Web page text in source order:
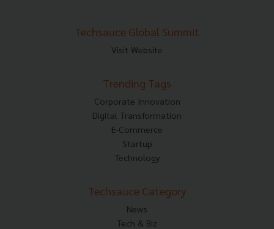
Techsauce Global Summit
Visit Website
Trending Tags
Corporate Innovation
Digital Transformation
E-Commerce
Startup
Technology
Techsauce Category
News
Tech & Biz